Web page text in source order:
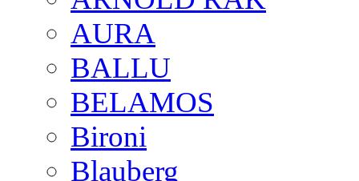
AURA
BALLU
BELAMOS
Bironi
Blauberg